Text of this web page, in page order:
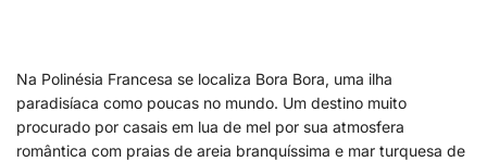
Na Polinésia Francesa se localiza Bora Bora, uma ilha
paradisíaca como poucas no mundo. Um destino muito
procurado por casais em lua de mel por sua atmosfera
romântica com praias de areia branquíssima e mar turquesa de